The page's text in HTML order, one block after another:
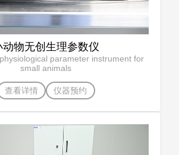
动物无创生理参数仪
parameter instrument for
small animals
查看详情 仪器预约